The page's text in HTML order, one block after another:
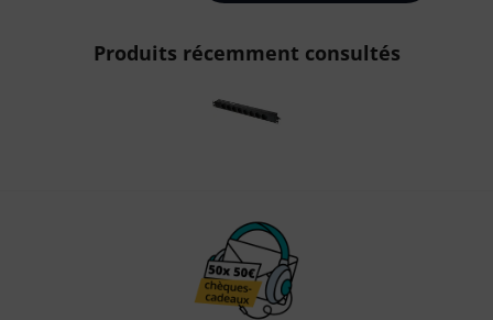
Produits récemment consultés